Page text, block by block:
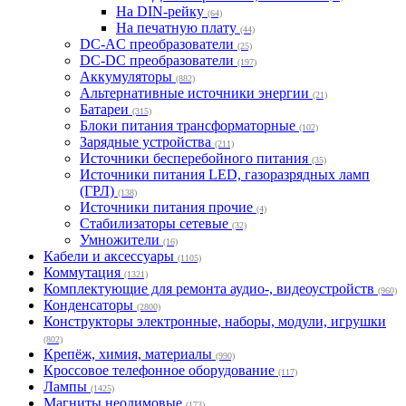
На DIN-рейку (64)
На печатную плату (44)
DC-AC преобразователи (25)
DC-DC преобразователи (197)
Аккумуляторы (882)
Альтернативные источники энергии (21)
Батареи (315)
Блоки питания трансформаторные (102)
Зарядные устройства (211)
Источники бесперебойного питания (35)
Источники питания LED, газоразрядных ламп
(ГРЛ) (138)
Источники питания прочие (4)
Стабилизаторы сетевые (32)
Умножители (16)
Кабели и аксессуары (1105)
Коммутация (1321)
Комплектующие для ремонта аудио-, видеоустройств (960)
Конденсаторы (2800)
Конструкторы электронные, наборы, модули, игрушки
(802)
Крепёж, химия, материалы (990)
Кроссовое телефонное оборудование (117)
Лампы (1425)